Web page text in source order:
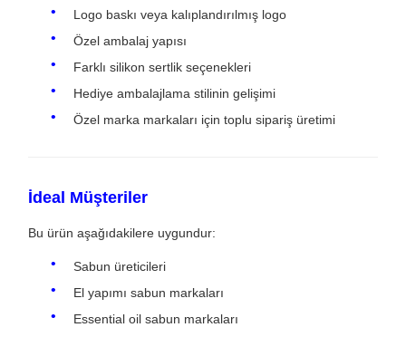
Logo baskı veya kalıplandırılmış logo
Özel ambalaj yapısı
Farklı silikon sertlik seçenekleri
Hediye ambalajlama stilinin gelişimi
Özel marka markaları için toplu sipariş üretimi
İdeal Müşteriler
Bu ürün aşağıdakilere uygundur:
Sabun üreticileri
El yapımı sabun markaları
Essential oil sabun markaları